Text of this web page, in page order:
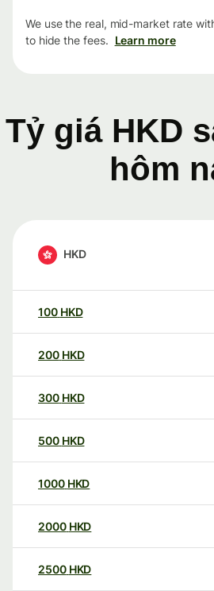
We use the real, mid-market rate
to hide the fees. Learn more
Tỷ giá HKD
hôm
HKD
100 HKD
200 HKD
300 HKD
500 HKD
1000 HKD
2000 HKD
2500 HKD